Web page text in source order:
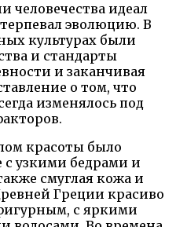
человечества идеал
эволюцию. В
культурах были
и стандарты
и заканчивая
о том, что
изменялось под
красоты было
узкими бедрами и
смуглая кожа и
Греции красиво
с яркими